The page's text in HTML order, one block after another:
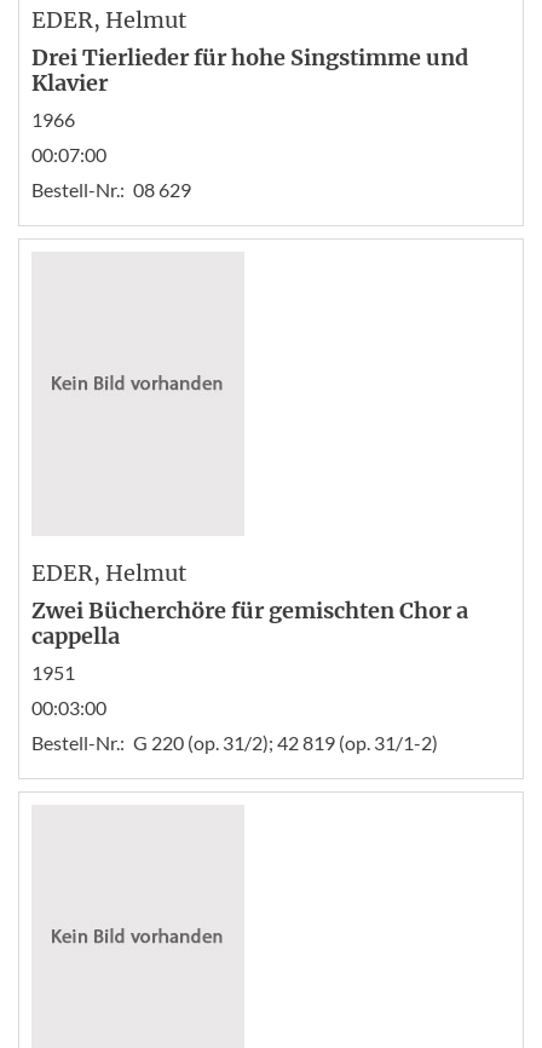
EDER, Helmut
Drei Tierlieder für hohe Singstimme und
Klavier
1966
00:07:00
Bestell-Nr.: 08 629
EDER, Helmut
Zwei Bücherchöre für gemischten Chor a
cappella
1951
00:03:00
Bestell-Nr.: G 220 (op. 31/2); 42 819 (op. 31/1-2)